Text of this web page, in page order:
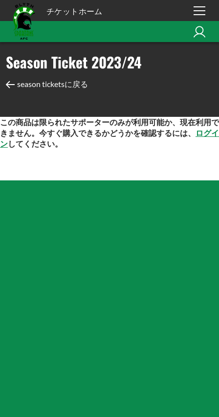
チケットホーム
Season Ticket 2023/24
season ticketsに戻る
この商品は限られたサポーターのみが利用可能か、現在利用で
きません。今すぐ購入できるかどうかを確認するには、
ログイ
ンしてください。